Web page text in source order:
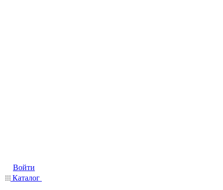
Войти
Каталог